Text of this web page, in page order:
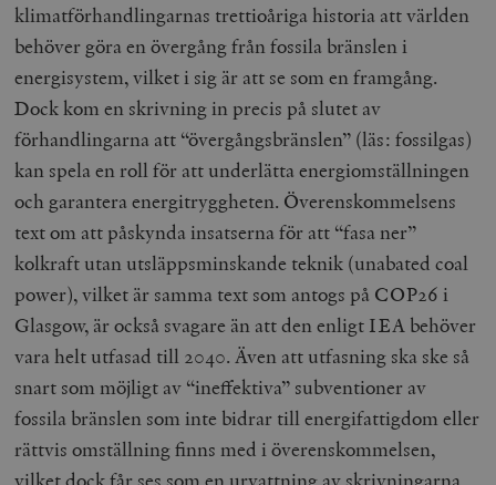
klimatförhandlingarnas trettioåriga historia att världen
behöver göra en övergång från fossila bränslen i
energisystem, vilket i sig är att se som en framgång.
Dock kom en skrivning in precis på slutet av
förhandlingarna att “övergångsbränslen” (läs: fossilgas)
kan spela en roll för att underlätta energiomställningen
och garantera energitryggheten. Överenskommelsens
text om att påskynda insatserna för att “fasa ner”
kolkraft utan utsläppsminskande teknik (unabated coal
power), vilket är samma text som antogs på COP26 i
Glasgow, är också svagare än att den enligt IEA behöver
vara helt utfasad till 2040. Även att utfasning ska ske så
snart som möjligt av “ineffektiva” subventioner av
fossila bränslen som inte bidrar till energifattigdom eller
rättvis omställning finns med i överenskommelsen,
vilket dock får ses som en urvattning av skrivningarna